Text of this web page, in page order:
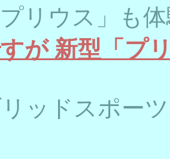
リウス」も
が 新型「プ
ッドスポー